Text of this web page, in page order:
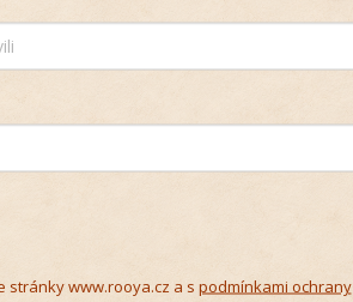
parametry
stránky www.rooya.cz a s podmínkami ochrany